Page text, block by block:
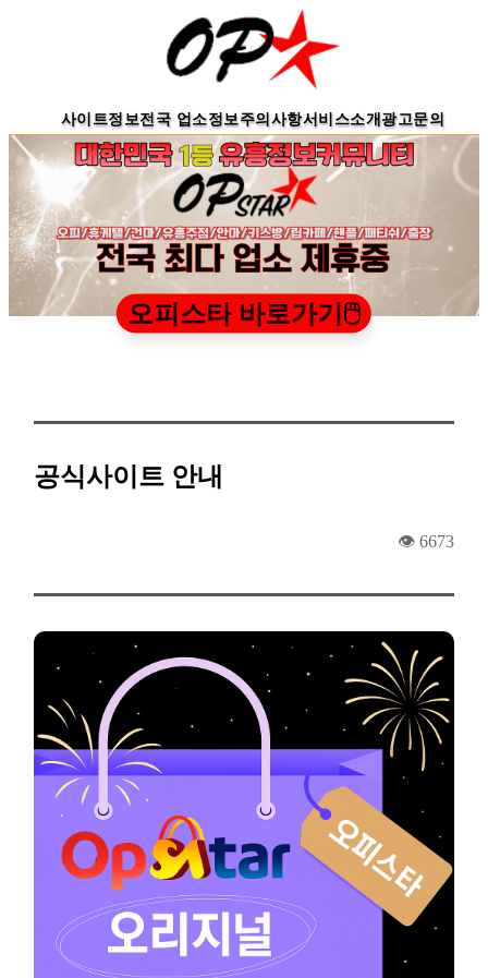
사이트정보전국 업소정보주의사항서비스소개광고문의
오피스타 바로가기🖱️
공식사이트 안내
👁️ 6673